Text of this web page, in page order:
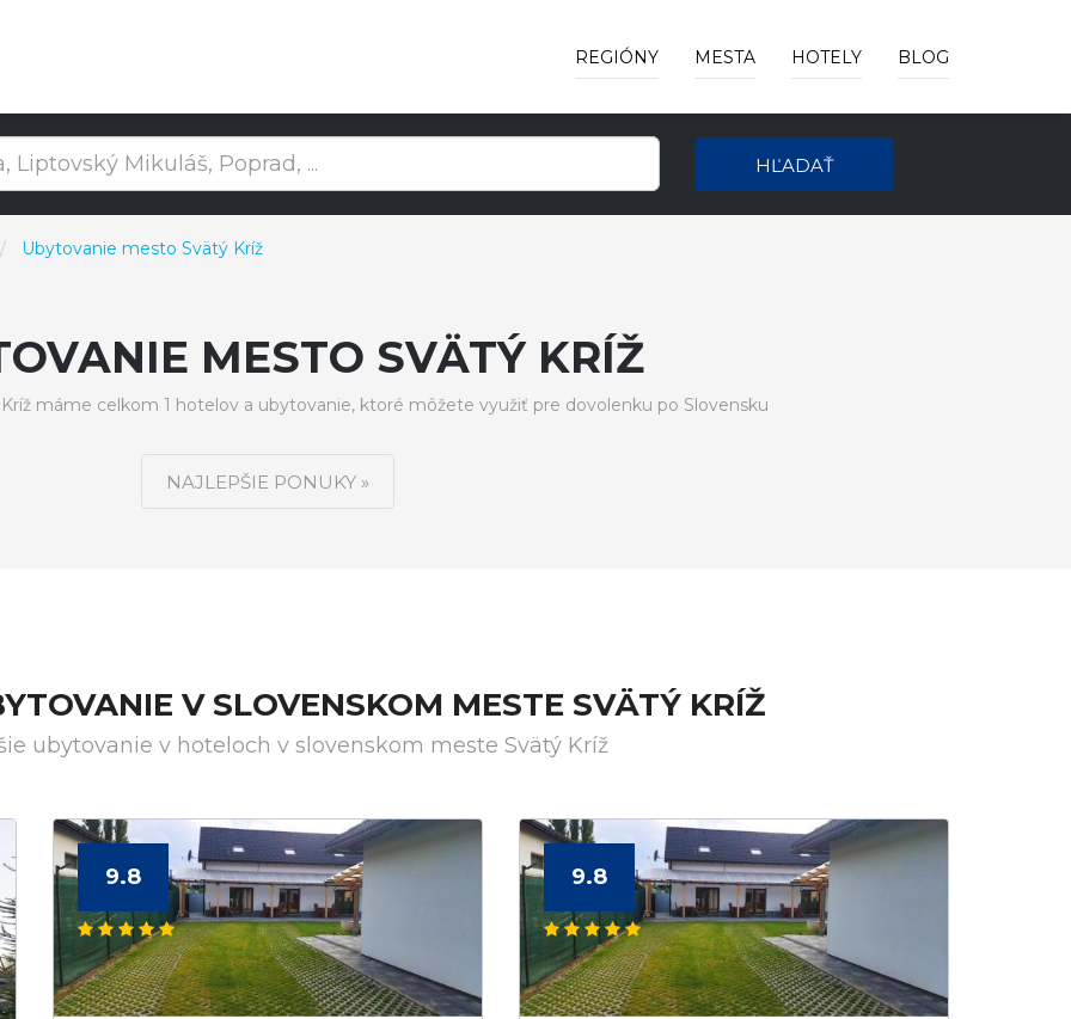
REGIÓNY MESTA HOTELY BLOG
HĽADAŤ
Ubytovanie mesto Svätý Kríž
MESTO SVÄTÝ KRÍŽ
máme celkom 1 hotelov a ubytovanie, ktoré môžete využiť pre dovolenku po Slovensku
NAJLEPŠIE PONUKY »
V SLOVENSKOM MESTE SVÄTÝ KRÍŽ
ubytovanie v hoteloch v slovenskom meste Svätý Kríž
9.8 9.8